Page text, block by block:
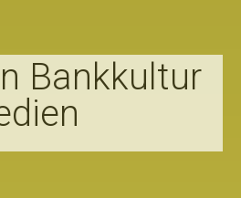
Bankkultur